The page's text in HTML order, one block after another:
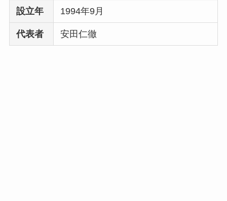
設立年 1994年9月
代表者 安田仁徹